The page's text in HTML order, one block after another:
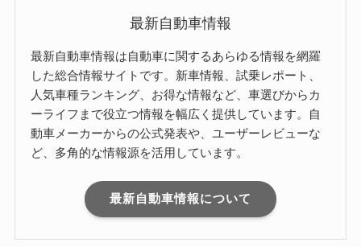
最新自動車情報
最新自動車情報は自動車に関するあらゆる情報を網羅
した総合情報サイトです。新車情報、試乗レポート、
人気車種ランキング、お得な情報など、車選びからカ
ーライフまで役立つ情報を幅広く提供しています。自
動車メーカーからの公式発表や、ユーザーレビューな
ど、多角的な情報源を活用しています。
最新自動車情報について